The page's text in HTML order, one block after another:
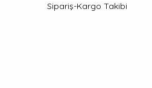
Sipariş-Kargo Takibi